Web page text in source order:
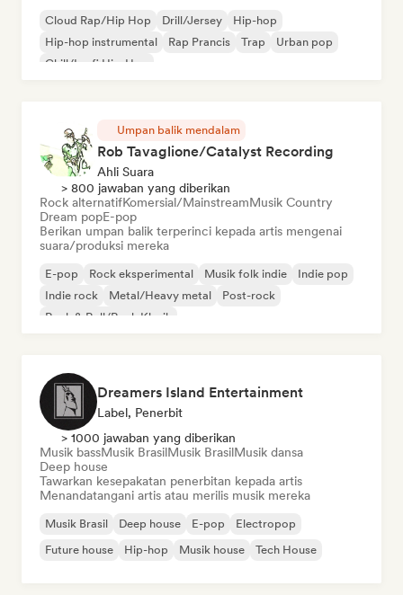
Cloud Rap/Hip Hop Drill/Jersey
Hip-hop
Hip-hop instrumental
Rap Prancis Trap
Urban pop
Chill/Lo-fi Hip-Hop
Umpan balik mendalam
Rob Tavaglione/Catalyst Recording
Ahli Suara
> 800 jawaban yang diberikan
Rock alternatifKomersial/MainstreamMusik Country
Dream popE-pop
Berikan umpan balik terperinci kepada artis mengenai
suara/produksi mereka
E-pop Rock eksperimental Musik folk indie
Indie pop
Indie rock
Metal/Heavy metal
Post-rock
Rock & Roll/Rock Klasik
Dreamers Island Entertainment
Label, Penerbit
> 1000 jawaban yang diberikan
Musik bassMusik BrasilMusik BrasilMusik dansa
Deep house
Tawarkan kesepakatan penerbitan kepada artis
Menandatangani artis atau merilis musik mereka
Musik Brasil Deep house E-pop
Electropop
Future house
Hip-hop Musik house Tech House